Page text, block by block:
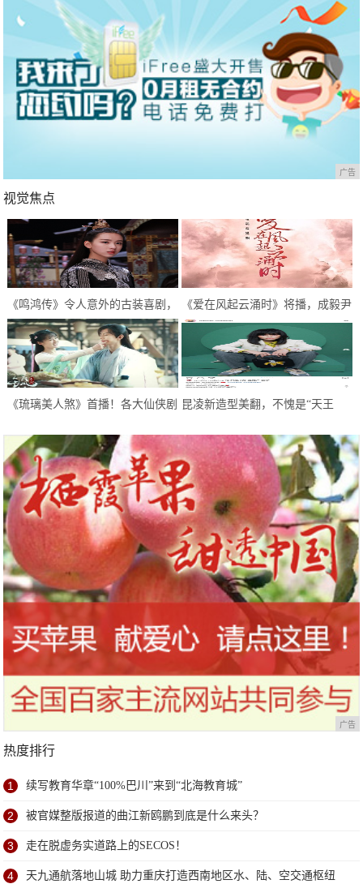
广告
视觉焦点
《鸣鸿传》令人意外的古装喜剧，
逗趣中感悟人生，开启喜剧新模式
《爱在风起云涌时》将播，成毅尹
正首次合作，超期待
《琉璃美人煞》首播！各大仙侠剧
昆凌新造型美翻，不愧是“天王
广告
热度排行
1 续写教育华章“100%巴川”来到“北海教育城”
2 被官媒整版报道的曲江新鸥鹏到底是什么来头？
3 走在脱虚务实道路上的SECOS！
4 天九通航落地山城 助力重庆打造西南地区水、陆、空交通枢纽